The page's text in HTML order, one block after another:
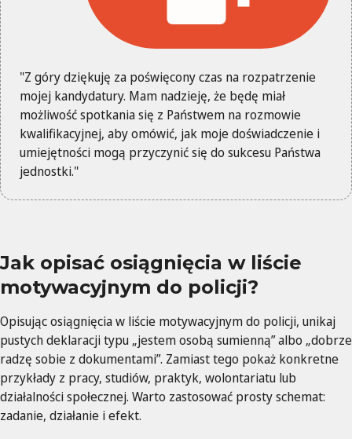
"Z góry dziękuję za poświęcony czas na rozpatrzenie
mojej kandydatury. Mam nadzieję, że będę miał
możliwość spotkania się z Państwem na rozmowie
kwalifikacyjnej, aby omówić, jak moje doświadczenie i
umiejętności mogą przyczynić się do sukcesu Państwa
jednostki."
Jak opisać osiągnięcia w liście
motywacyjnym do policji?
Opisując osiągnięcia w liście motywacyjnym do policji, unikaj
pustych deklaracji typu „jestem osobą sumienną” albo „dobrze
radzę sobie z dokumentami”. Zamiast tego pokaż konkretne
przykłady z pracy, studiów, praktyk, wolontariatu lub
działalności społecznej. Warto zastosować prosty schemat:
zadanie, działanie i efekt.